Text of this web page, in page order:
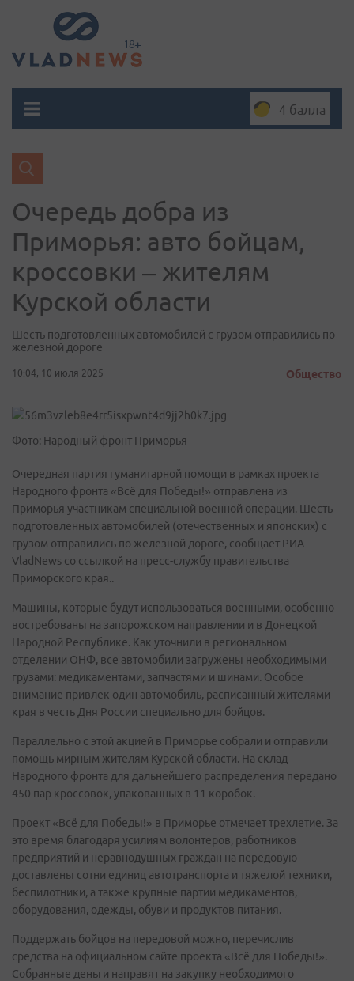
4 балла
Очередь добра из
Приморья: авто бойцам,
кроссовки – жителям
Курской области
Шесть подготовленных автомобилей с грузом отправились по
железной дороге
10:04, 10 июля 2025 Общество
Фото: Народный фронт Приморья
Очередная партия гуманитарной помощи в рамках проекта
Народного фронта «Всё для Победы!» отправлена из
Приморья участникам специальной военной операции. Шесть
подготовленных автомобилей (отечественных и японских) с
грузом отправились по железной дороге, сообщает РИА
VladNews со ссылкой на пресс-службу правительства
Приморского края..
Машины, которые будут использоваться военными, особенно
востребованы на запорожском направлении и в Донецкой
Народной Республике. Как уточнили в региональном
отделении ОНФ, все автомобили загружены необходимыми
грузами: медикаментами, запчастями и шинами. Особое
внимание привлек один автомобиль, расписанный жителями
края в честь Дня России специально для бойцов.
Параллельно с этой акцией в Приморье собрали и отправили
помощь мирным жителям Курской области. На склад
Народного фронта для дальнейшего распределения передано
450 пар кроссовок, упакованных в 11 коробок.
Проект «Всё для Победы!» в Приморье отмечает трехлетие. За
это время благодаря усилиям волонтеров, работников
предприятий и неравнодушных граждан на передовую
доставлены сотни единиц автотранспорта и тяжелой техники,
беспилотники, а также крупные партии медикаментов,
оборудования, одежды, обуви и продуктов питания.
Поддержать бойцов на передовой можно, перечислив
средства на официальном сайте проекта «Всё для Победы!».
Собранные деньги направят на закупку необходимого